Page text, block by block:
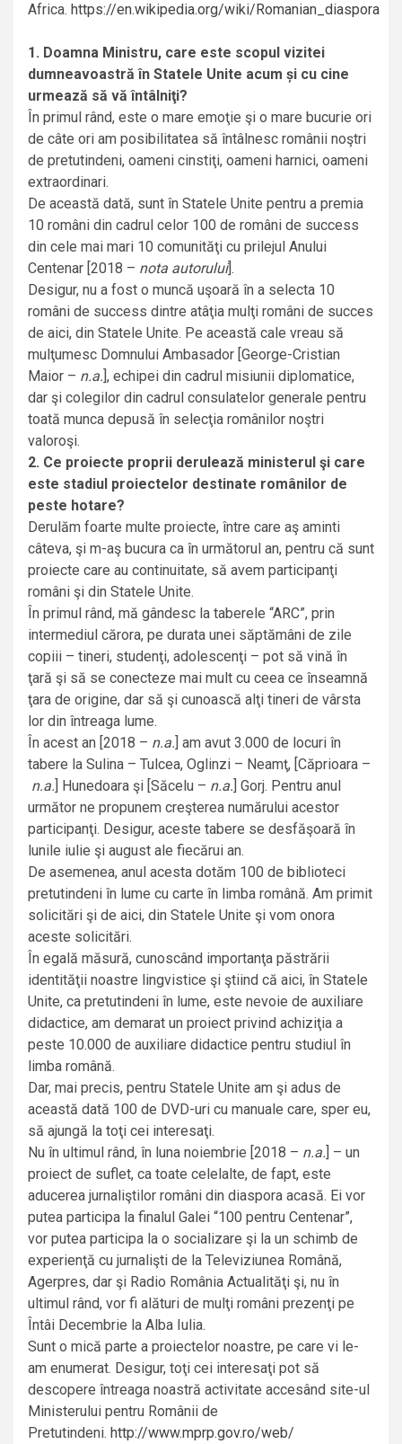
Africa. https://en.wikipedia.org/wiki/Romanian_diaspora
1. Doamna Ministru, care este scopul vizitei
dumneavoastră în Statele Unite acum şi cu cine
urmează să vă întâlniţi?
În primul rând, este o mare emoţie şi o mare bucurie ori
de câte ori am posibilitatea să întâlnesc românii noştri
de pretutindeni, oameni cinstiţi, oameni harnici, oameni
extraordinari.
De această dată, sunt în Statele Unite pentru a premia
10 români din cadrul celor 100 de români de success
din cele mai mari 10 comunităţi cu prilejul Anului
Centenar [2018 – nota autorului].
Desigur, nu a fost o muncă uşoară în a selecta 10
români de success dintre atâţia mulţi români de succes
de aici, din Statele Unite. Pe această cale vreau să
mulţumesc Domnului Ambasador [George-Cristian
Maior – n.a. ], echipei din cadrul misiunii diplomatice,
dar şi colegilor din cadrul consulatelor generale pentru
toată munca depusă în selecţia românilor noştri
valoroşi.
2. Ce proiecte proprii derulează ministerul şi care
este stadiul proiectelor destinate românilor de
peste hotare?
Derulăm foarte multe proiecte, între care aş aminti
câteva, şi m-aş bucura ca în următorul an, pentru că sunt
proiecte care au continuitate, să avem participanţi
români şi din Statele Unite.
În primul rând, mă gândesc la taberele “ARC”, prin
intermediul cărora, pe durata unei săptămâni de zile
copiii – tineri, studenţi, adolescenţi – pot să vină în
ţară şi să se conecteze mai mult cu ceea ce înseamnă
ţara de origine, dar să şi cunoască alţi tineri de vârsta
lor din întreaga lume.
În acest an [2018 – n.a. ] am avut 3.000 de locuri în
tabere la Sulina – Tulcea, Oglinzi – Neamţ, [ Căprioara –
n.a. ] Hunedoara şi [Săcelu – n.a. ] Gorj. Pentru anul
următor ne propunem creşterea numărului acestor
participanţi. Desigur, aceste tabere se desfăşoară în
lunile iulie şi august ale fiecărui an.
De asemenea, anul acesta dotăm 100 de biblioteci
pretutindeni în lume cu carte în limba română. Am primit
solicitări şi de aici, din Statele Unite şi vom onora
aceste solicitări.
În egală măsură, cunoscând importanţa păstrării
identităţii noastre lingvistice şi ştiind că aici, în Statele
Unite, ca pretutindeni în lume, este nevoie de auxiliare
didactice, am demarat un proiect privind achiziţia a
peste 10.000 de auxiliare didactice pentru studiul în
limba română.
Dar, mai precis, pentru Statele Unite am şi adus de
această dată 100 de DVD-uri cu manuale care, sper eu,
să ajungă la toţi cei interesaţi.
Nu în ultimul rând, în luna noiembrie [2018 – n.a. ] – un
proiect de suflet, ca toate celelalte, de fapt, este
aducerea jurnaliştilor români din diaspora acasă. Ei vor
putea participa la finalul Galei “100 pentru Centenar”,
vor putea participa la o socializare şi la un schimb de
experienţă cu jurnalişti de la Televiziunea Română,
Agerpres, dar şi Radio România Actualităţi şi, nu în
ultimul rând, vor fi alături de mulţi români prezenţi pe
Întâi Decembrie la Alba Iulia.
Sunt o mică parte a proiectelor noastre, pe care vi le-
am enumerat. Desigur, toţi cei interesaţi pot să
descopere întreaga noastră activitate accesând site-ul
Ministerului pentru Românii de
Pretutindeni. http://www.mprp.gov.ro/web/